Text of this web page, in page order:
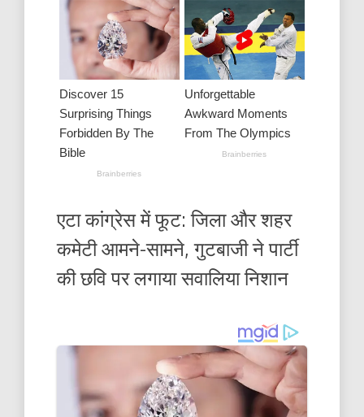
एटा कांग्रेस में फूट: जिला और शहर
कमेटी आमने-सामने, गुटबाजी ने पार्टी
की छवि पर लगाया सवालिया निशान